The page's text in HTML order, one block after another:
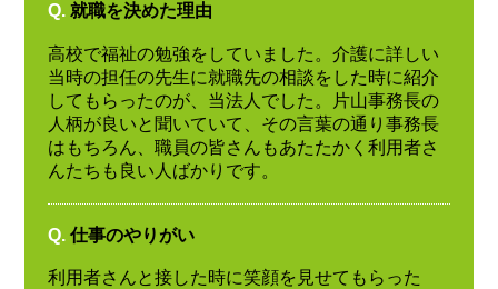
Q. 就職を決めた理由
高校で福祉の勉強をしていました。介護に詳しい
当時の担任の先生に就職先の相談をした時に紹介
してもらったのが、当法人でした。片山事務長の
人柄が良いと聞いていて、その言葉の通り事務長
はもちろん、職員の皆さんもあたたかく利用者さ
んたちも良い人ばかりです。
Q. 仕事のやりがい
利用者さんと接した時に笑顔を見せてもらった